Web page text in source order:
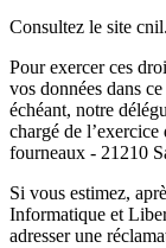
Consultez le site
Pour exercer ces
vos données dans
échéant, notre
chargé de l’exercice
fourneaux - 21210
Si vous estimez,
Informatique et
adresser une